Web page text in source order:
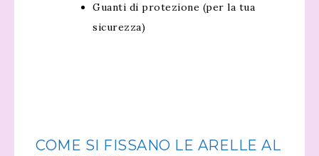
Guanti di protezione (per la tua
sicurezza)
COME SI FISSANO LE ARELLE AL